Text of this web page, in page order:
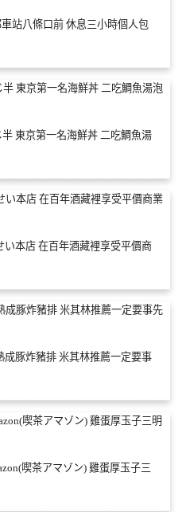
車站八條口前 休息三小時個人包
東京第一名海鮮丼 二吃鯛魚湯
い本店 在百年酒藏裡享受平價商
成豚炸豬排 米其林推薦一定要事
喫茶アマゾン) 雞蛋厚玉子三